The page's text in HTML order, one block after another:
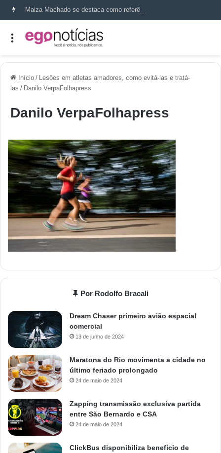
Início /
Lesões em atletas amadores, como evitá-las e tratá-
las / Danilo VerpaFolhapress
Danilo VerpaFolhapress
Por Rodolfo Bracali
Dream Chaser primeiro avião espacial
comercial
13 de junho de 2024
Maratona do Rio movimenta a cidade no
último feriado prolongado
24 de maio de 2024
Zapping transmissão exclusiva partida
entre São Bernardo e CSA
24 de maio de 2024
ClickBus disponibiliza benefício de